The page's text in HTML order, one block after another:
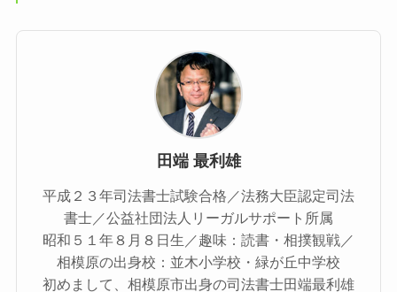
田端 最利雄
平成２３年司法書士試験合格／法務大臣認定司法
書士／公益社団法人リーガルサポート所属
昭和５１年８月８日生／趣味：読書・相撲観戦／
相模原の出身校：並木小学校・緑が丘中学校
初めまして、相模原市出身の司法書士田端最利雄